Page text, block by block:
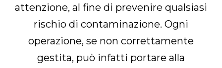
attenzione, al fine di prevenire qualsiasi
rischio di contaminazione. Ogni
operazione, se non correttamente
gestita, può infatti portare alla